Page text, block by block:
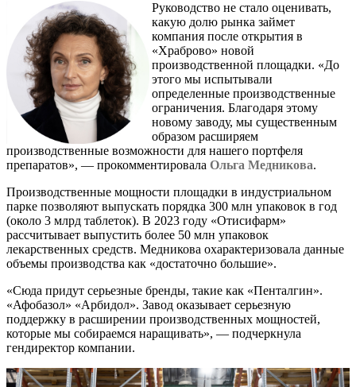
Руководство не стало оценивать,
какую долю рынка займет
компания после открытия в
«Храброво» новой
производственной площадки. «До
этого мы испытывали
определенные производственные
ограничения. Благодаря этому
новому заводу, мы существенным
образом расширяем
производственные возможности для нашего портфеля
препаратов», — прокомментировала Ольга Медникова.
Производственные мощности площадки в индустриальном
парке позволяют выпускать порядка 300 млн упаковок в год
(около 3 млрд таблеток). В 2023 году «Отисифарм»
рассчитывает выпустить более 50 млн упаковок
лекарственных средств. Медникова охарактеризовала данные
объемы производства как «достаточно большие».
«Сюда придут серьезные бренды, такие как «Пенталгин».
«Афобазол» «Арбидол». Завод оказывает серьезную
поддержку в расширении производственных мощностей,
которые мы собираемся наращивать», — подчеркнула
гендиректор компании.